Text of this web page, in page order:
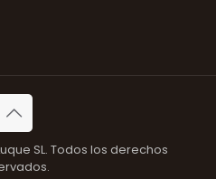
SL. Todos los derechos